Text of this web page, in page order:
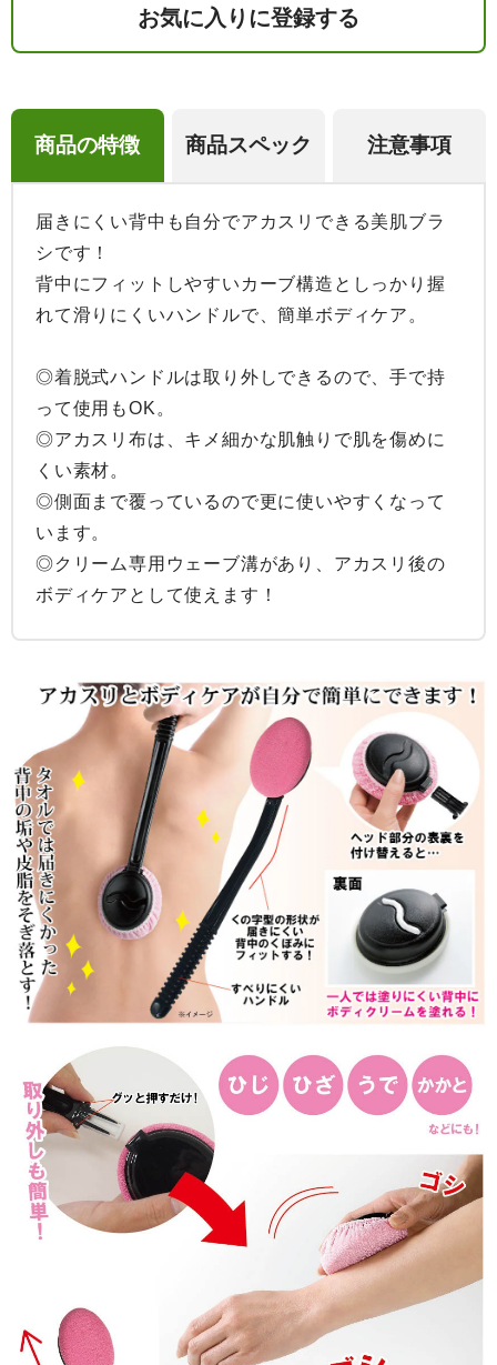
お気に入りに登録する
商品の特徴 商品スペック 注意事項
届きにくい背中も自分でアカスリできる美肌ブラ
シです！
背中にフィットしやすいカーブ構造としっかり握
れて滑りにくいハンドルで、簡単ボディケア。
◎着脱式ハンドルは取り外しできるので、手で持
って使用もOK。
◎アカスリ布は、キメ細かな肌触りで肌を傷めに
くい素材。
◎側面まで覆っているので更に使いやすくなって
います。
◎クリーム専用ウェーブ溝があり、アカスリ後の
ボディケアとして使えます！